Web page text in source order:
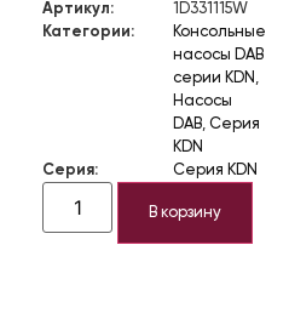
Артикул:
1D331115W
Категории:
Консольные
насосы DAB
серии KDN ,
Насосы
DAB, Серия
KDN
Серия:
Серия KDN
В корзину